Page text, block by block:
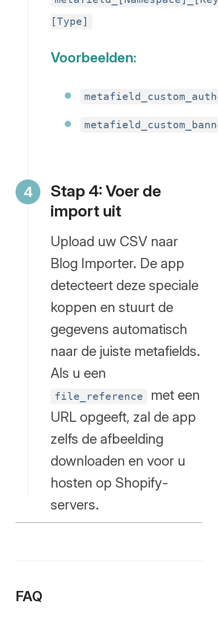
[Type]
Voorbeelden:
Stap 4: Voer de
import uit
Upload uw CSV naar
Blog Importer. De app
detecteert deze speciale
koppen en stuurt de
gegevens automatisch
naar de juiste metafields.
Als u een
file_reference
met een
URL opgeeft, zal de app
zelfs de afbeelding
downloaden en voor u
hosten op Shopify-
servers.
FAQ